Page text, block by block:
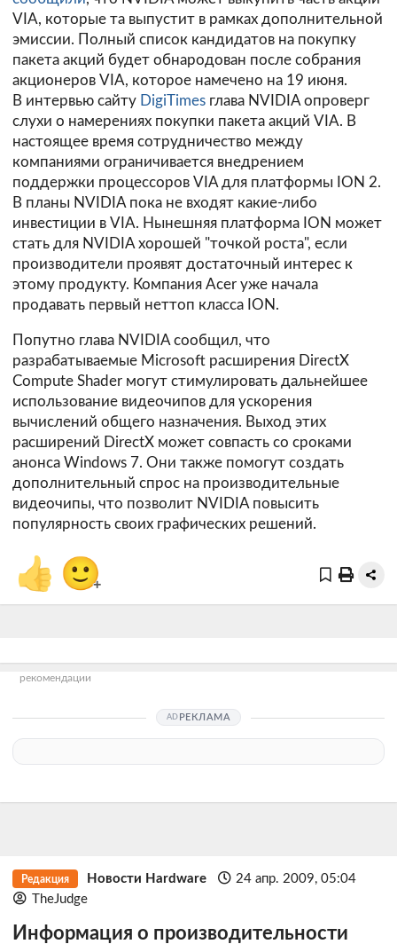
VIA, которые та выпустит в рамках дополнительной
эмиссии. Полный список кандидатов на покупку
пакета акций будет обнародован после собрания
акционеров VIA, которое намечено на 19 июня.
В интервью сайту DigiTimes глава NVIDIA опроверг
слухи о намерениях покупки пакета акций VIA. В
настоящее время сотрудничество между
компаниями ограничивается внедрением
поддержки процессоров VIA для платформы ION 2.
В планы NVIDIA пока не входят какие-либо
инвестиции в VIA. Нынешняя платформа ION может
стать для NVIDIA хорошей "точкой роста", если
производители проявят достаточный интерес к
этому продукту. Компания Acer уже начала
продавать первый неттоп класса ION.
Попутно глава NVIDIA сообщил, что
разрабатываемые Microsoft расширения DirectX
Compute Shader могут стимулировать дальнейшее
использование видеочипов для ускорения
вычислений общего назначения. Выход этих
расширений DirectX может совпасть со сроками
анонса Windows 7. Они также помогут создать
дополнительный спрос на производительные
видеочипы, что позволит NVIDIA повысить
популярность своих графических решений.
👍 🙂+
рекомендации
РЕКЛАМА
Редакция Новости Hardware
24 апр. 2009, 05:04
TheJudge
Информация о производительности